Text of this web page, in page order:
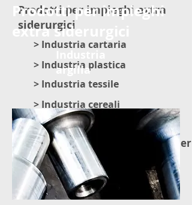
Prodotti per impieghi extra
siderurgici
> Industria cartaria
> Industria plastica
> Industria tessile
> Industria cereali
> Industria argilla
> Lingotterie e materiale vario per
Prodotti per impieghi
extra siderurgici
argilla